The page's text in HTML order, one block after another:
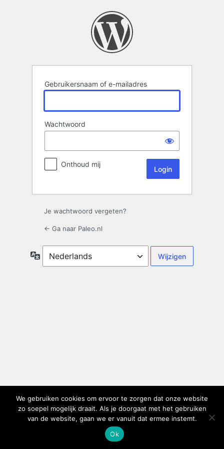
Gebruikersnaam of e-mailadres
Wachtwoord
Onthoud mij
Je wachtwoord vergeten?
← Ga naar Paleo.nl
Taal
We gebruiken cookies om ervoor te zorgen dat onze website
zo soepel mogelijk draait. Als je doorgaat met het gebruiken
van de website, gaan we er vanuit dat ermee instemt.
Ok